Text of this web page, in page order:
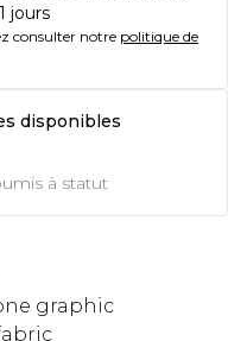
jours
consulter notre politique de
disponibles
à statut
graphic